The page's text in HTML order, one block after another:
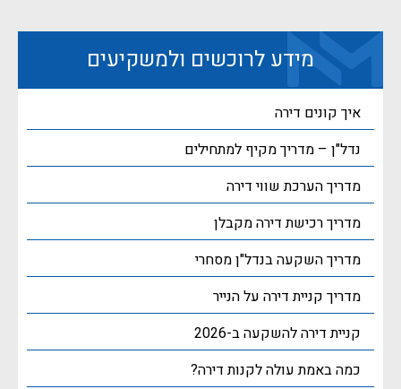
מידע לרוכשים ולמשקיעים
איך קונים דירה
נדל"ן – מדריך מקיף למתחילים
מדריך הערכת שווי דירה
מדריך רכישת דירה מקבלן
מדריך השקעה בנדל"ן מסחרי
מדריך קניית דירה על הנייר
קניית דירה להשקעה ב-2026
כמה באמת עולה לקנות דירה?